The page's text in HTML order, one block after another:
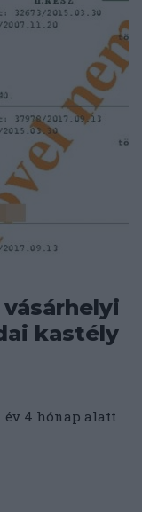
kastély
év 4 hónap alatt